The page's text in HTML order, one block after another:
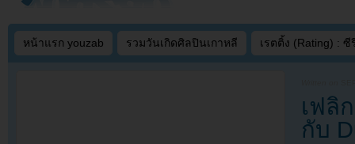
หน้าแรก youzab รวมวันเกิดศิลปินเกาหลี เรตติ้ง (Rating) : ซี
เฟลิ
กับ